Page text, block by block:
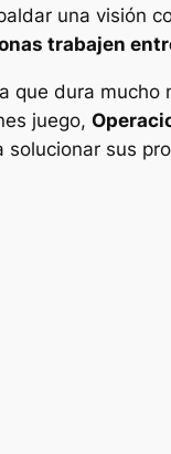
una visión
trabajen
dura
juego,
sus